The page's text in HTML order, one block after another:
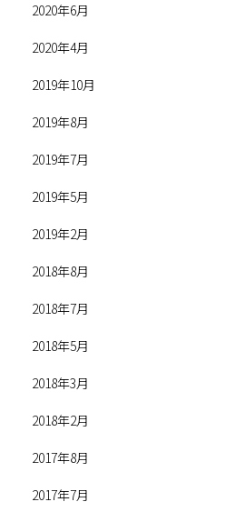
2020年6月
2020年4月
2019年10月
2019年8月
2019年7月
2019年5月
2019年2月
2018年8月
2018年7月
2018年5月
2018年3月
2018年2月
2017年8月
2017年7月